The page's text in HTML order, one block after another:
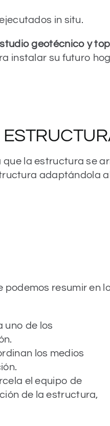
in situ.
geotécnico y
instalar su futuro
la estructura se
adaptándola
resumir en
uno de los
los medios
el equipo de
de la estructura,